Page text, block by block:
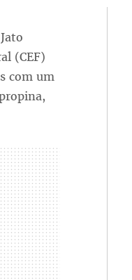
(CEF)
com um